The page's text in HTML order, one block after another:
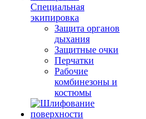
Специальная
экипировка
Защита органов
дыхания
Защитные очки
Перчатки
Рабочие
комбинезоны и
костюмы